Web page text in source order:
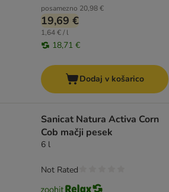
posamezno 20,98 €
19,69 €
1,64 € / l
18,71 €
Dodaj v košarico
Sanicat Natura Activa Corn
Cob mačji pesek
6 l
Not Rated